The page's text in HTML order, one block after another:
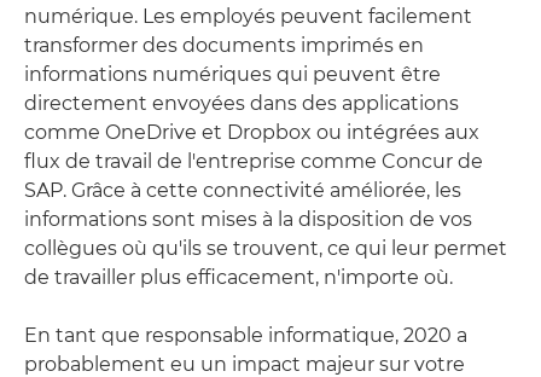
numérique. Les employés peuvent facilement
transformer des documents imprimés en
informations numériques qui peuvent être
directement envoyées dans des applications
comme OneDrive et Dropbox ou intégrées aux
flux de travail de l'entreprise comme Concur de
SAP. Grâce à cette connectivité améliorée, les
informations sont mises à la disposition de vos
collègues où qu'ils se trouvent, ce qui leur permet
de travailler plus efficacement, n'importe où.
En tant que responsable informatique, 2020 a
probablement eu un impact majeur sur votre